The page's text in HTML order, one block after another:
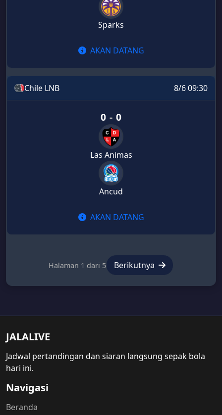
Sparks
AKAN DATANG
Chile LNB 8/6 09:30
Las Animas
0 - 0
Ancud
AKAN DATANG
Halaman 1 dari 5 Berikutnya
JALALIVE
Jadwal pertandingan dan siaran langsung sepak bola
hari ini.
Navigasi
Beranda